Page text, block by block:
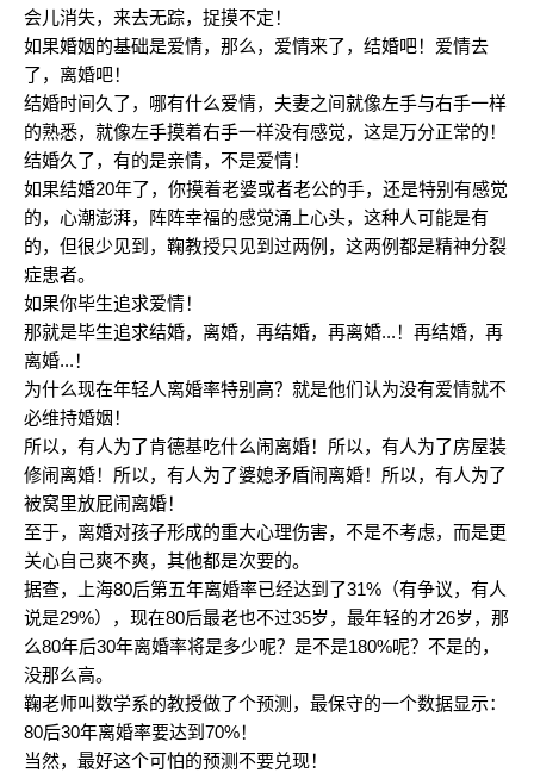
会儿消失，来去无踪，捉摸不定！
如果婚姻的基础是爱情，那么，爱情来了，结婚吧！爱情去
了，离婚吧！
结婚时间久了，哪有什么爱情，夫妻之间就像左手与右手一样
的熟悉，就像左手摸着右手一样没有感觉，这是万分正常的！
结婚久了，有的是亲情，不是爱情！
如果结婚20年了，你摸着老婆或者老公的手，还是特别有感觉
的，心潮澎湃，阵阵幸福的感觉涌上心头，这种人可能是有
的，但很少见到，鞠教授只见到过两例，这两例都是精神分裂
症患者。
如果你毕生追求爱情！
那就是毕生追求结婚，离婚，再结婚，再离婚...！再结婚，再
离婚...！
为什么现在年轻人离婚率特别高？就是他们认为没有爱情就不
必维持婚姻！
所以，有人为了肯德基吃什么闹离婚！所以，有人为了房屋装
修闹离婚！所以，有人为了婆媳矛盾闹离婚！所以，有人为了
被窝里放屁闹离婚！
至于，离婚对孩子形成的重大心理伤害，不是不考虑，而是更
关心自己爽不爽，其他都是次要的。
据查，上海80后第五年离婚率已经达到了31%（有争议，有人
说是29%），现在80后最老也不过35岁，最年轻的才26岁，那
么80年后30年离婚率将是多少呢？是不是180%呢？不是的，
没那么高。
鞠老师叫数学系的教授做了个预测，最保守的一个数据显示：
80后30年离婚率要达到70%！
当然，最好这个可怕的预测不要兑现！